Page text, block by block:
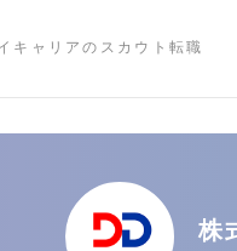
キャリアのスカウト転職
株